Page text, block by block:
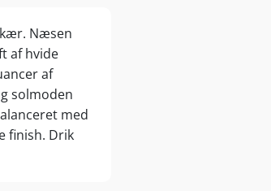
Næsen
af hvide
af
solmoden
med
finish. Drik